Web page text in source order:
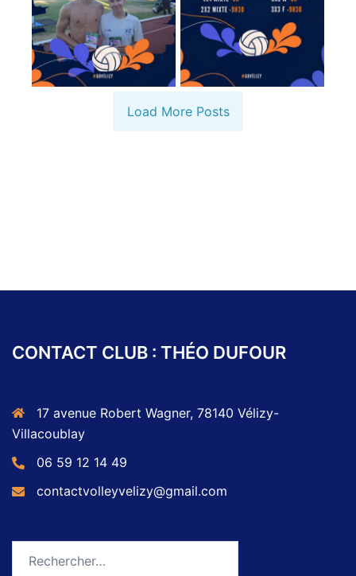
Load More Posts
CONTACT CLUB : THÉO DUFOUR
17 avenue Robert Wagner, 78140 Vélizy-
Villacoublay
06 59 12 14 49
contactvolleyvelizy@gmail.com